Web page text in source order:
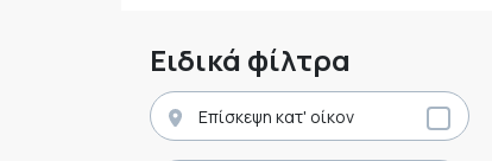
Ειδικά φίλτρα
Επίσκεψη κατ' οίκον